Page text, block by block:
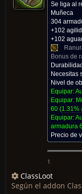
Se liga al
Muñeca
304
+102
+102
Bonus de
Necesitas
Nivel de
Equipar:
Equipar:
60 (1.31%
Equipar:
armadura
Precio de
1
ClassLoot
Según el addon